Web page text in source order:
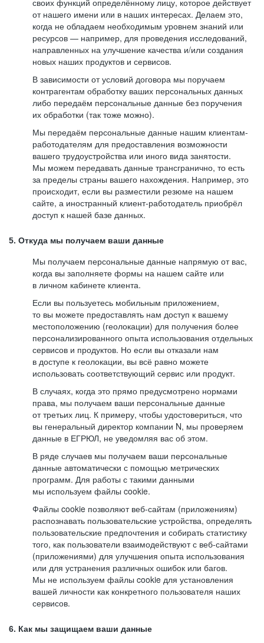
своих функций определённому лицу, которое действует
от нашего имени или в наших интересах. Делаем это,
когда не обладаем необходимым уровнем знаний или
ресурсов — например, для проведения исследований,
направленных на улучшение качества и/или создания
новых наших продуктов и сервисов.
В зависимости от условий договора мы поручаем
контрагентам обработку ваших персональных данных
либо передаём персональные данные без поручения
их обработки (так тоже можно).
Мы передаём персональные данные нашим клиентам-
работодателям для предоставления возможности
вашего трудоустройства или иного вида занятости.
Мы можем передавать данные трансгранично, то есть
за пределы страны вашего нахождения. Например, это
происходит, если вы разместили резюме на нашем
сайте, а иностранный клиент-работодатель приобрёл
доступ к нашей базе данных.
5. Откуда мы получаем ваши данные
Мы получаем персональные данные напрямую от вас,
когда вы заполняете формы на нашем сайте или
в личном кабинете клиента.
Если вы пользуетесь мобильным приложением,
то вы можете предоставлять нам доступ к вашему
местоположению (геолокации) для получения более
персонализированного опыта использования отдельных
сервисов и продуктов. Но если вы отказали нам
в доступе к геолокации, вы всё равно можете
использовать соответствующий сервис или продукт.
В случаях, когда это прямо предусмотрено нормами
права, мы получаем ваши персональные данные
от третьих лиц. К примеру, чтобы удостовериться, что
вы генеральный директор компании N, мы проверяем
данные в ЕГРЮЛ, не уведомляя вас об этом.
В ряде случаев мы получаем ваши персональные
данные автоматически с помощью метрических
программ. Для работы с такими данными
мы используем файлы cookie.
Файлы cookie позволяют веб-сайтам (приложениям)
распознавать пользовательские устройства, определять
пользовательские предпочтения и собирать статистику
того, как пользователи взаимодействуют с веб-сайтами
(приложениями) для улучшения опыта использования
или для устранения различных ошибок или багов.
Мы не используем файлы cookie для установления
вашей личности как конкретного пользователя наших
сервисов.
6. Как мы защищаем ваши данные